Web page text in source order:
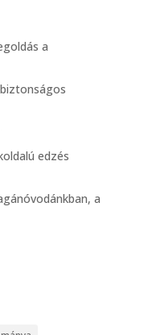
a
edzés
a